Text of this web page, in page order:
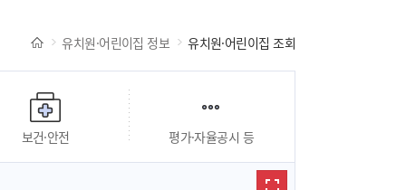
유치원·어린이집 정보 유치원·어린이집 조회
보건·안전 평가·자율공시 등